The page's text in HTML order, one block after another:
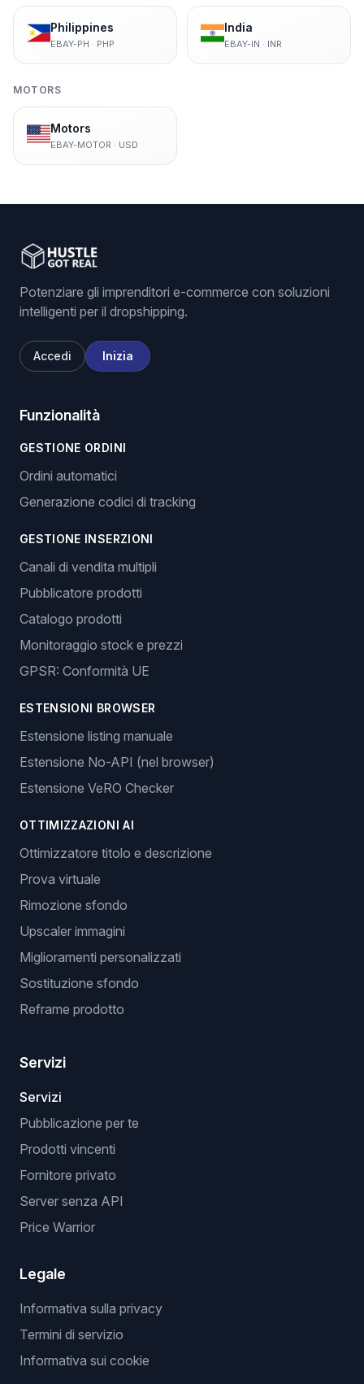
Philippines
EBAY-PH · PHP
India
EBAY-IN · INR
MOTORS
Motors
EBAY-MOTOR · USD
Potenziare gli imprenditori e-commerce con soluzioni
intelligenti per il dropshipping.
Accedi Inizia
Funzionalità
GESTIONE ORDINI
Ordini automatici
Generazione codici di tracking
GESTIONE INSERZIONI
Canali di vendita multipli
Pubblicatore prodotti
Catalogo prodotti
Monitoraggio stock e prezzi
GPSR: Conformità UE
ESTENSIONI BROWSER
Estensione listing manuale
Estensione No-API (nel browser)
Estensione VeRO Checker
OTTIMIZZAZIONI AI
Ottimizzatore titolo e descrizione
Prova virtuale
Rimozione sfondo
Upscaler immagini
Miglioramenti personalizzati
Sostituzione sfondo
Reframe prodotto
Servizi
Servizi
Pubblicazione per te
Prodotti vincenti
Fornitore privato
Server senza API
Price Warrior
Legale
Informativa sulla privacy
Termini di servizio
Informativa sui cookie